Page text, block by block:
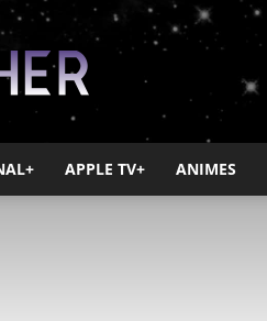
APPLE TV+ ANIMES